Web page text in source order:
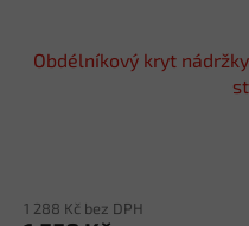
Obdélníkový kryt
1 288 Kč bez DPH